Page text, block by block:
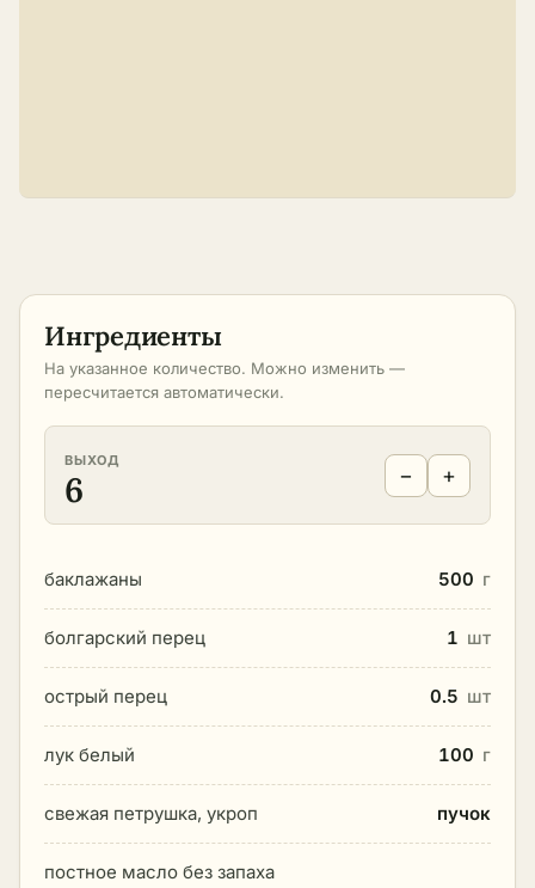
Ингредиенты
На указанное количество. Можно изменить —
пересчитается автоматически.
ВЫХОД
6 − +
баклажаны 500 г
болгарский перец 1 шт
острый перец 0.5 шт
лук белый 100 г
свежая петрушка, укроп пучок
постное масло без запаха